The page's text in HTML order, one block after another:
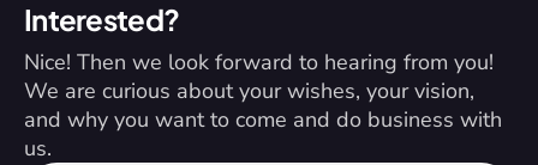
Interested?
Nice! Then we look forward to hearing from you!
We are curious about your wishes, your vision,
and why you want to come and do business with
us.